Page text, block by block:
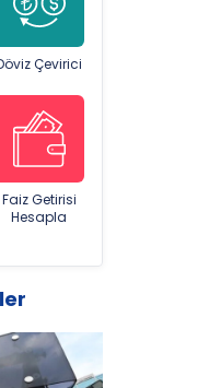
Çevirici
Faiz Getirisi
Hesapla